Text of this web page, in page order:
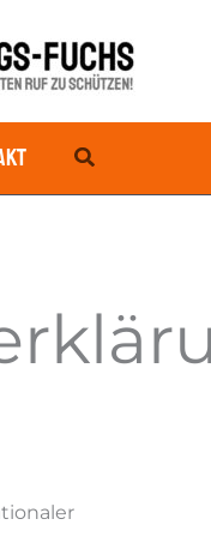
Suchen